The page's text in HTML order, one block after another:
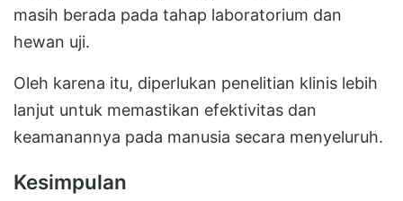
masih berada pada tahap laboratorium dan
hewan uji.
Oleh karena itu, diperlukan penelitian klinis lebih
lanjut untuk memastikan efektivitas dan
keamanannya pada manusia secara menyeluruh.
Kesimpulan